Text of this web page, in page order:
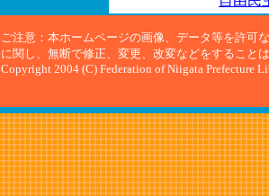
ご注意：本ホームページの画像、データ等を許可
に関し、無断で修正、変更、改変などをすること
Copyright 2004 (C) Federation of Niigata Prefecture